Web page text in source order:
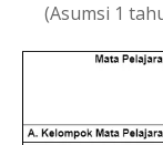
(Asumsi 1